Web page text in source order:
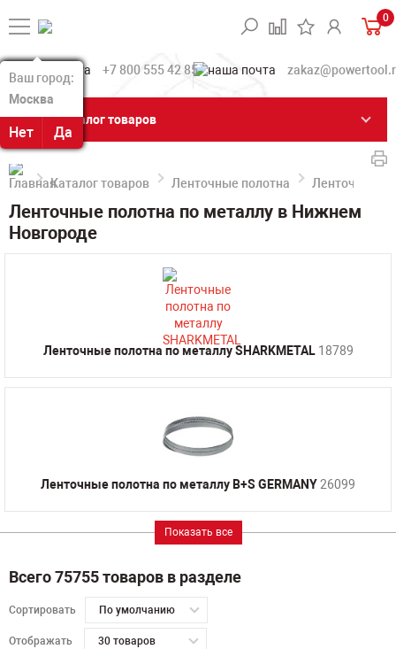
Ваш город:
Москва
Нет Да
Ваш город:
Москва
Нет Да
0
+7 800 555 42 85
Каталог товаров
Каталог товаров Ленточные полотна Ленточные
Ленточные полотна по металлу в Нижнем
Новгороде
Ленточные полотна по металлу SHARKMETAL 18789
Ленточные полотна по металлу B+S GERMANY26099
Показать все
Всего 75755 товаров в разделе
Сортировать По умолчанию
Отображать 30 товаров